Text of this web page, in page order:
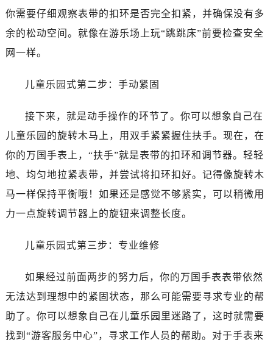
你需要仔细观察表带的扣环是否完全扣紧，并确保没有多
余的松动空间。就像在游乐场上玩“跳跳床”前要检查安全
网一样。
儿童乐园式第二步：手动紧固
接下来，就是动手操作的环节了。你可以想象自己在
儿童乐园的旋转木马上，用双手紧紧握住扶手。现在，在
你的万国手表上，“扶手”就是表带的扣环和调节器。轻轻
地、均匀地拉紧表带，并尝试将扣环扣好。记得像旋转木
马一样保持平衡哦！如果还是感觉不够紧实，可以稍微用
力一点旋转调节器上的旋钮来调整长度。
儿童乐园式第三步：专业维修
如果经过前面两步的努力后，你的万国手表表带依然
无法达到理想中的紧固状态，那么可能需要寻求专业的帮
助了。你可以想象自己在儿童乐园里迷路了，这时就需要
找到“游客服务中心”，寻求工作人员的帮助。对于手表来